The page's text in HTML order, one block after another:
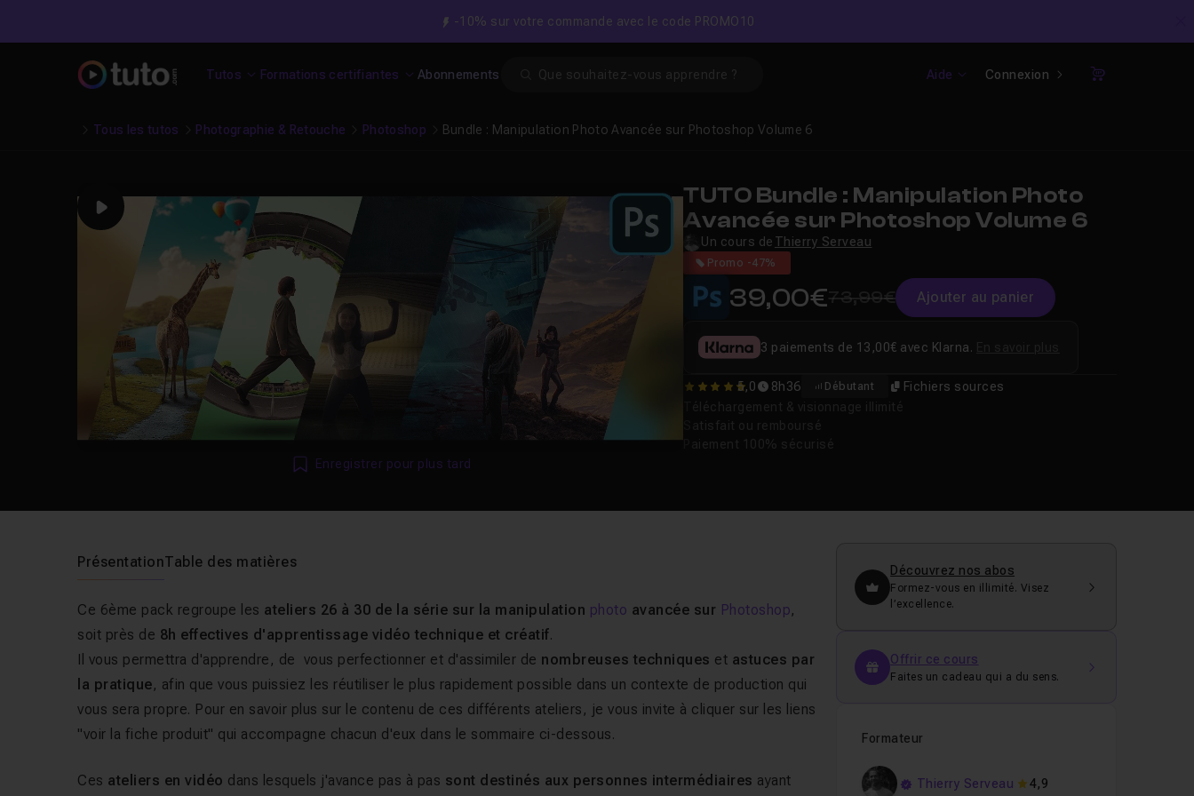
-10% sur votre commande avec le code PROMO10
Tutos Formations certifiantes Abonnements Aide Connexion
Panier
Tous les tutos Photographie & Retouche Photoshop Bundle : Manipulation Photo Avancée sur Photoshop Volume 6
Play
Enregistrer pour plus tard
TUTO Bundle : Manipulation Photo
Avancée sur Photoshop Volume 6
Un cours de Thierry Serveau
Promo -47%
39,00€ 73,99€ Ajouter au panier
5 5,0 8h36 Débutant Fichiers sources
3 paiements de 13,00€ avec Klarna.
PrésentationTable des matières
Ce 6ème pack regroupe les ateliers 26 à 30 de la série sur la manipulation photo avancée sur Photoshop,
soit près de 8h effectives d'apprentissage vidéo technique et créatif.
Il vous permettra d'apprendre, de vous perfectionner et d'assimiler de nombreuses techniques et astuces par
la pratique, afin que vous puissiez les réutiliser le plus rapidement possible dans un contexte de production qui
vous sera propre. Pour en savoir plus sur le contenu de ces différents ateliers, je vous invite à cliquer sur les liens
"voir la fiche produit" qui accompagne chacun d'eux dans le sommaire ci-dessous.
Ces ateliers en vidéo dans lesquels j'avance pas à pas sont destinés aux personnes intermédiaires ayant
Découvrez nos abos
Formez-vous en illimité. Visez
l’excellence.
Offrir ce cours
Faites un cadeau qui a du sens.
Formateur
Thierry Serveau 4,9